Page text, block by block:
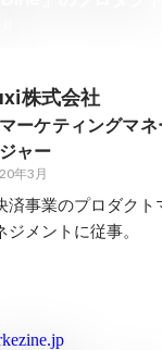
株式会社
ーケティングマ
ャー
年3月
済事業のプロダク
ジメントに従事。